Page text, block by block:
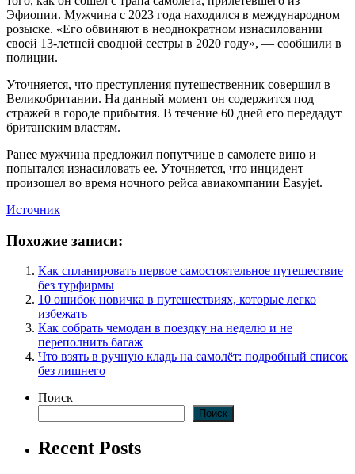
Эфиопии. Мужчина с 2023 года находился в международном
розыске. «Его обвиняют в неоднократном изнасиловании
своей 13-летней сводной сестры в 2020 году», — сообщили в
полиции.
Уточняется, что преступления путешественник совершил в
Великобритании. На данный момент он содержится под
стражей в городе прибытия. В течение 60 дней его передадут
британским властям.
Ранее мужчина предложил попутчице в самолете вино и
попытался изнасиловать ее. Уточняется, что инцидент
произошел во время ночного рейса авиакомпании Easyjet.
Источник
Похожие записи:
Как спланировать первое самостоятельное путешествие
без турфирмы
10 ошибок новичка в путешествиях, которые легко
избежать
Как собрать чемодан в поездку на неделю и не
переполнить багаж
Что взять в ручную кладь на самолёт: подробный список
без лишнего
Поиск
Поиск
Recent Posts